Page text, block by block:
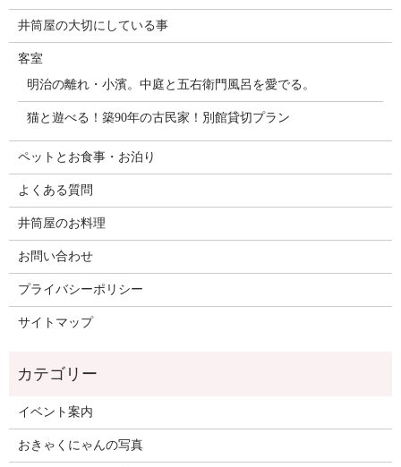
井筒屋の大切にしている事
客室
明治の離れ・小濱。中庭と五右衛門風呂を愛でる。
猫と遊べる！築90年の古民家！別館貸切プラン
ペットとお食事・お泊り
よくある質問
井筒屋のお料理
お問い合わせ
プライバシーポリシー
サイトマップ
イベント案内
おきゃくにゃんの写真